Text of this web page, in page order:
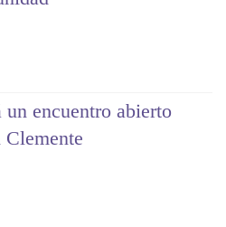
encuentro abierto
Clemente